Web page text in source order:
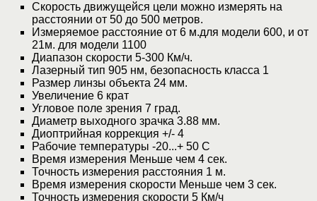
Скорость движущейся цели можно измерять на
расстоянии от 50 до 500 метров.
Измеряемое расстояние от 6 м.для модели 600, и от
21м. для модели 1100
Диапазон скорости 5-300 Км/ч.
Лазерный тип 905 нм, безопасность класса 1
Размер линзы объекта 24 мм.
Увеличение 6 крат
Угловое поле зрения 7 град.
Диаметр выходного зрачка 3.88 мм.
Диоптрийная коррекция +/- 4
Рабочие температуры -20...+ 50 С
Время измерения Меньше чем 4 сек.
Точность измерения расстояния 1 м.
Время измерения скорости Меньше чем 3 сек.
Точность измерения скорости 5 Км/ч